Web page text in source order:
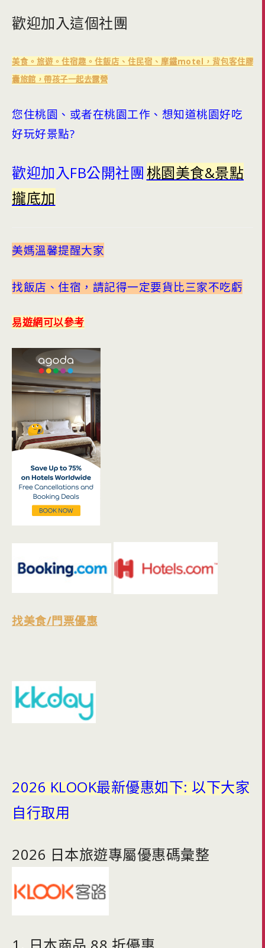
歡迎加入這個社團
美食。旅遊。住宿趣。住飯店、住民宿、摩鐵motel，背包客住膠
囊旅館，帶孩子一起去露營
您住桃園、或者在桃園工作、想知道桃園好吃
好玩好景點?
歡迎加入FB公開社團桃園美食&景點
攏底加
美媽溫馨提醒大家
找飯店、住宿，請記得一定要貨比三家不吃虧
易遊網可以參考
找美食/門票優惠
2026 KLOOK最新優惠如下: 以下大家
自行取用
2026 日本旅遊專屬優惠碼彙整